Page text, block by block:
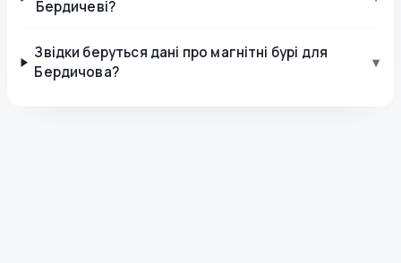
Бердичеві?
Звідки беруться дані про магнітні бурі для
Бердичова?
▾